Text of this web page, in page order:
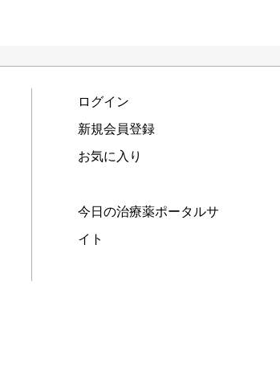
ログイン
新規会員登録
お気に入り
今日の治療薬ポータルサ
イト